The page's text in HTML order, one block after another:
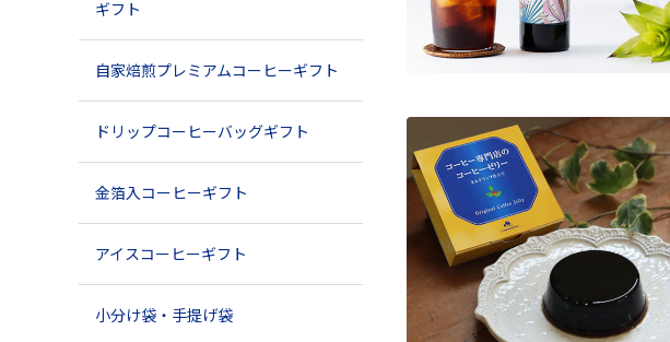
ギフト
自家焙煎プレミアムコーヒーギフト
ドリップコーヒーバッグギフト
金箔入コーヒーギフト
アイスコーヒーギフト
小分け袋・手提げ袋